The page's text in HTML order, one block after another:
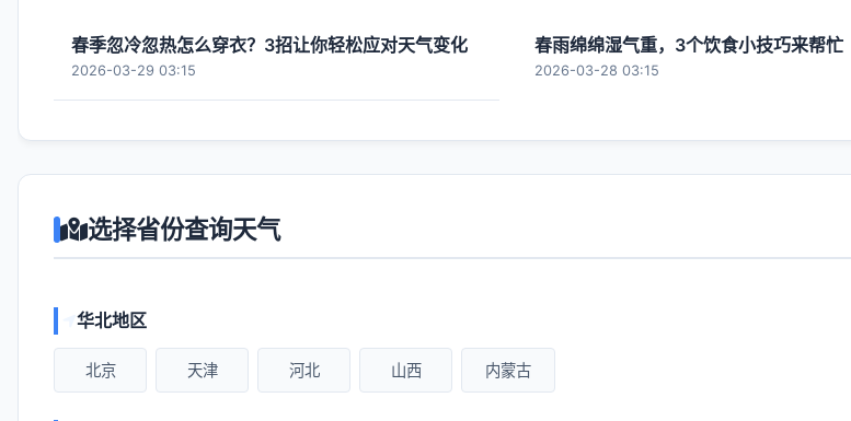
春季忽冷忽热怎么穿衣？3招让你轻松应对天气变化
2026-03-29 03:15
春雨绵绵湿气重，3个饮食小技巧来帮忙
2026-03-28 03:15
选择省份查询天气
华北地区
北京 天津 河北 山西 内蒙古